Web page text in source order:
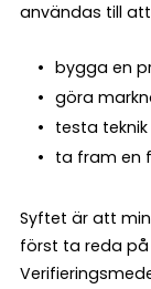
användas till
bygga en
göra
testa
ta fram en
Syftet är att
först ta reda på